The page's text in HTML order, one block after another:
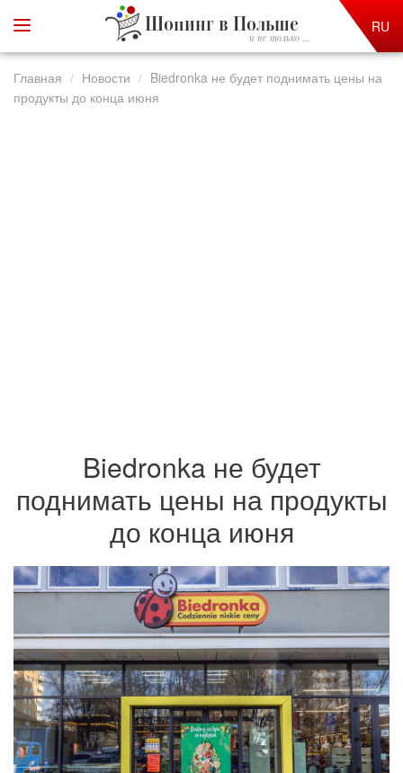
Шопинг в Польше
и не только ...
RU
Главная Новости
Biedronka не будет поднимать цены на
продукты до конца июня
Biedronka не будет
поднимать цены на продукты
до конца июня